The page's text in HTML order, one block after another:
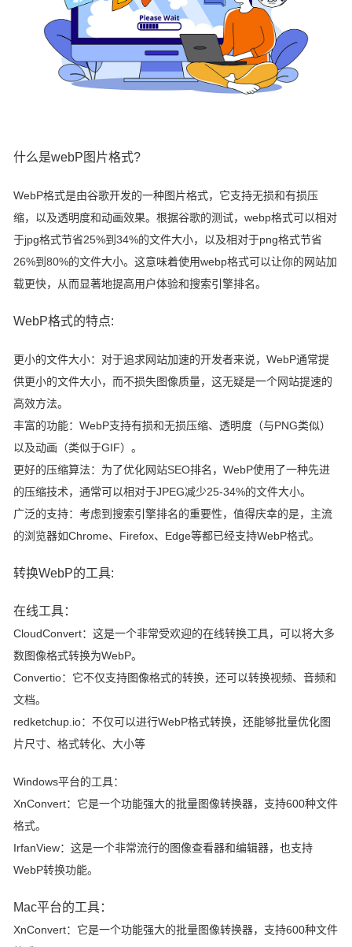
什么是webP图片格式?
WebP格式是由谷歌开发的一种图片格式，它支持无损和有损压
缩，以及透明度和动画效果。根据谷歌的测试，webp格式可以相对
于jpg格式节省25%到34%的文件大小，以及相对于png格式节省
26%到80%的文件大小。这意味着使用webp格式可以让你的网站加
载更快，从而显著地提高用户体验和搜索引擎排名。
WebP格式的特点:
更小的文件大小： 对于追求网站加速的开发者来说，WebP通常提
供更小的文件大小，而不损失图像质量，这无疑是一个网站提速的
高效方法。
丰富的功能： WebP支持有损和无损压缩、透明度（与PNG类似）
以及动画（类似于GIF）。
更好的压缩算法： 为了优化网站SEO排名，WebP使用了一种先进
的压缩技术，通常可以相对于JPEG减少25-34%的文件大小。
广泛的支持： 考虑到搜索引擎排名的重要性，值得庆幸的是，主流
的浏览器如Chrome、Firefox、Edge等都已经支持WebP格式。
转换WebP的工具:
在线工具：
CloudConvert： 这是一个非常受欢迎的在线转换工具，可以将大多
数图像格式转换为WebP。
Convertio： 它不仅支持图像格式的转换，还可以转换视频、音频和
文档。
redketchup.io： 不仅可以进行WebP格式转换，还能够批量优化图
片尺寸、格式转化、大小等
Windows平台的工具：
XnConvert： 它是一个功能强大的批量图像转换器，支持600种文件
格式。
IrfanView： 这是一个非常流行的图像查看器和编辑器，也支持
WebP转换功能。
Mac平台的工具：
XnConvert： 它是一个功能强大的批量图像转换器，支持600种文件